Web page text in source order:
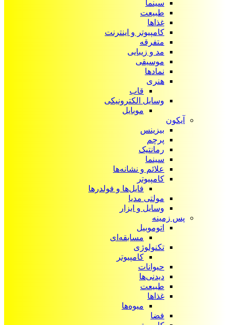
سینما
طبیعت
غذاها
کامپیوتر و اینترنت
متفرقه
مد و زیبایی
موسیقی
نمادها
هنری
قاب
وسایل الکترونیکی
موبایل
آیکون‌
بیزینس
پرچم
رمانتیک
سینما
علائم و نشانه‌ها
کامپیوتر
فایل‌ها و فولدرها
مولتی مدیا
وسایل و ابزار
پس زمینه
اتوموبیل
مسابقه‌ای
تکنولوژی
کامپیوتر
حیوانات
دیدنی‌ها
طبیعت
غذاها
میوه‌ها
فضا